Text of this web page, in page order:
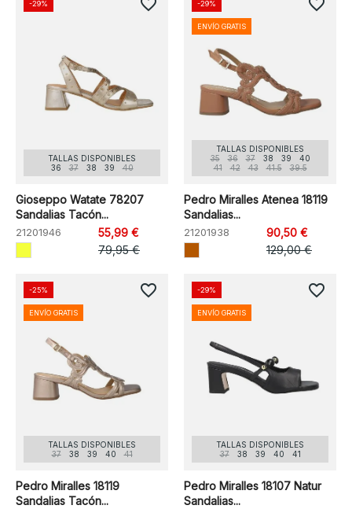
TALLAS DISPONIBLES
36
37 38 39 40
Gioseppo Watate 78207
Sandalias Tacón...
21201946
55,99 €
79,95 €
-29% favorite_border
TALLAS DISPONIBLES
35
36 37 38 39
40
41
42 43 41.5 39.5
Pedro Miralles Atenea 18119
Sandalias...
21201938
90,50 €
129,00 €
-29%
ENVÍO GRATIS
favorite_border
TALLAS DISPONIBLES
37
38 39 40 41
Pedro Miralles 18119
Sandalias Tacón...
-25%
ENVÍO GRATIS
favorite_border
TALLAS DISPONIBLES
37
38 39 40 41
Pedro Miralles 18107 Natur
Sandalias...
-29%
ENVÍO GRATIS
favorite_border